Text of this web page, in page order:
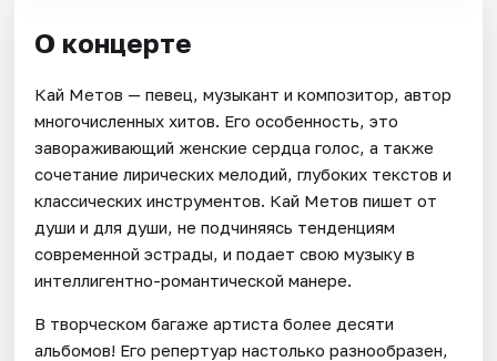
О концерте
Кай Метов — певец, музыкант и композитор, автор
многочисленных хитов. Его особенность, это
завораживающий женские сердца голос, а также
сочетание лирических мелодий, глубоких текстов и
классических инструментов. Кай Метов пишет от
души и для души, не подчиняясь тенденциям
современной эстрады, и подает свою музыку в
интеллигентно-романтической манере.
В творческом багаже артиста более десяти
альбомов! Его репертуар настолько разнообразен,